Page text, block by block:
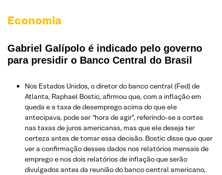
Economia
Gabriel Galípolo é indicado pelo governo
para presidir o Banco Central do Brasil
Nos Estados Unidos, o diretor do banco central (Fed) de
Atlanta, Raphael Bostic, afirmou que, com a inflação em
queda e a taxa de desemprego acima do que ele
antecipava, pode ser “hora de agir”, referindo-se a cortes
nas taxas de juros americanas, mas que ele deseja ter
certeza antes de tomar essa decisão. Bostic disse que quer
ver a confirmação desses dados nos relatórios mensais de
emprego e nos dois relatórios de inflação que serão
divulgados antes da reunião do banco central americano,